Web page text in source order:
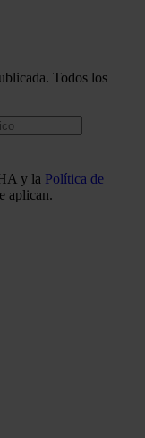
Todos los
y la Política de
aplican.